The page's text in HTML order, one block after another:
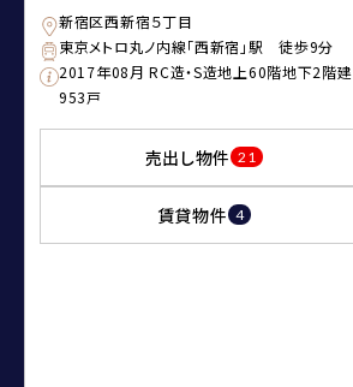
新宿区西新宿５丁目
東京メトロ丸ノ内線「西新宿」駅 徒歩9分
2017年08月 RC造・S造地上60階地下2階建
953戸
売出し物件 21
賃貸物件 4